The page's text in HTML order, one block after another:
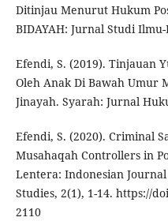
Ditinjau Menurut Hukum
BIDAYAH: Jurnal Studi
Efendi, S. (2019). Tinjauan
Oleh Anak Di Bawah Umur
Jinayah. Syarah: Jurnal
Efendi, S. (2020). Criminal
Musahaqah Controllers in
Lentera: Indonesian
Studies, 2(1), 1-14. https://
2110